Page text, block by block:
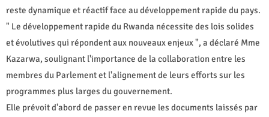
reste dynamique et réactif face au développement rapide du pays.
" Le développement rapide du Rwanda nécessite des lois solides
et évolutives qui répondent aux nouveaux enjeux ", a déclaré Mme
Kazarwa, soulignant l'importance de la collaboration entre les
membres du Parlement et l'alignement de leurs efforts sur les
programmes plus larges du gouvernement.
Elle prévoit d'abord de passer en revue les documents laissés par